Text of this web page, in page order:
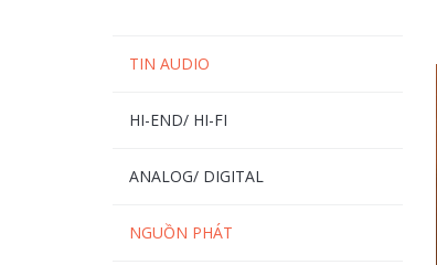
TIN AUDIO
HI-END/ HI-FI
ANALOG/ DIGITAL
NGUỒN PHÁT